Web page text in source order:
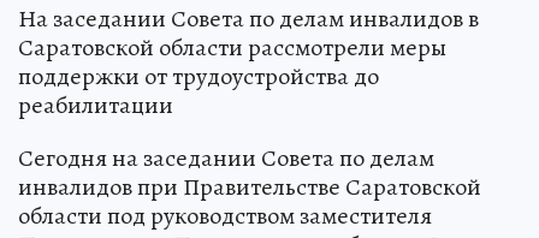
На заседании Совета по делам инвалидов в
Саратовской области рассмотрели меры
поддержки от трудоустройства до
реабилитации
Сегодня на заседании Совета по делам
инвалидов при Правительстве Саратовской
области под руководством заместителя